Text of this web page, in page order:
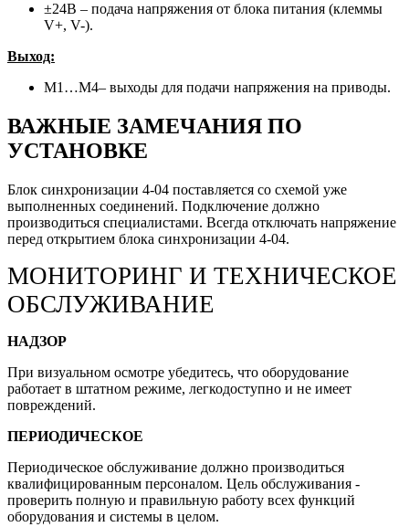
±24В – подача напряжения от блока питания (клеммы
V+, V-).
Выход:
М1…М4– выходы для подачи напряжения на приводы.
ВАЖНЫЕ ЗАМЕЧАНИЯ ПО
УСТАНОВКЕ
Блок синхронизации 4-04 поставляется со схемой уже
выполненных соединений. Подключение должно
производиться специалистами. Всегда отключать напряжение
перед открытием блока синхронизации 4-04.
МОНИТОРИНГ И ТЕХНИЧЕСКОЕ
ОБСЛУЖИВАНИЕ
НАДЗОР
При визуальном осмотре убедитесь, что оборудование
работает в штатном режиме, легкодоступно и не имеет
повреждений.
ПЕРИОДИЧЕСКОЕ
Периодическое обслуживание должно производиться
квалифицированным персоналом. Цель обслуживания -
проверить полную и правильную работу всех функций
оборудования и системы в целом.